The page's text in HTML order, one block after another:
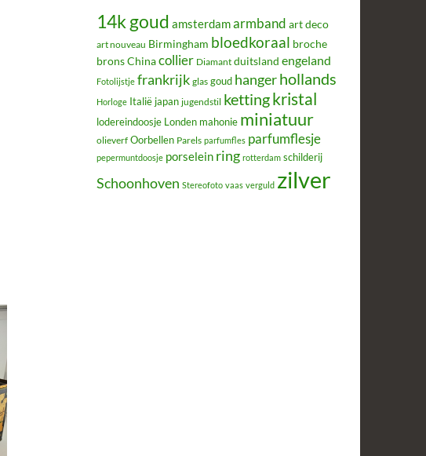
14k goud amsterdamarmband art deco
art nouveau Birmingham bloedkoraal broche
bronsChinacollier Diamant duitsland engeland
Fotolijstje frankrijk glas goud hangerhollands
Horloge Italië japan jugendstil kettingkristal
lodereindoosje Londen mahonie miniatuur
olieverf Oorbellen Parels parfumfles parfumflesje
pepermuntdoosje porselein ring rotterdam schilderij
Schoonhoven Stereofoto vaas verguld zilver